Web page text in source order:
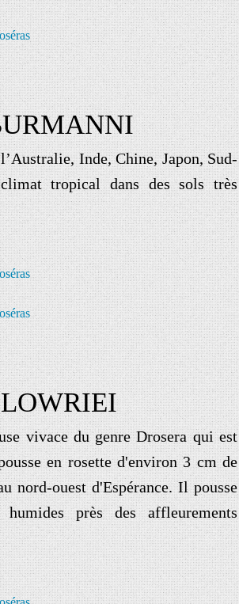
Inde, Chine, Japon, Sud-
tropical dans des sols très
vivace du genre Drosera qui est
en rosette d'environ 3 cm de
nord-ouest d'Espérance. Il pousse
près des affleurements